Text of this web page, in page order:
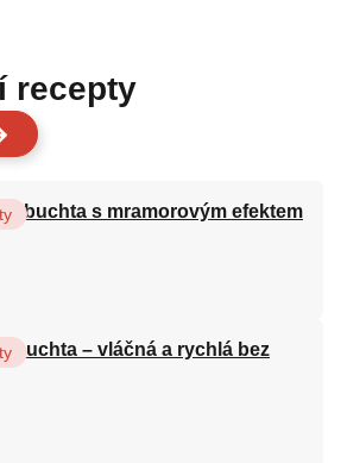
recepty
buchta s mramorovým efektem
buchta – vláčná a rychlá bez